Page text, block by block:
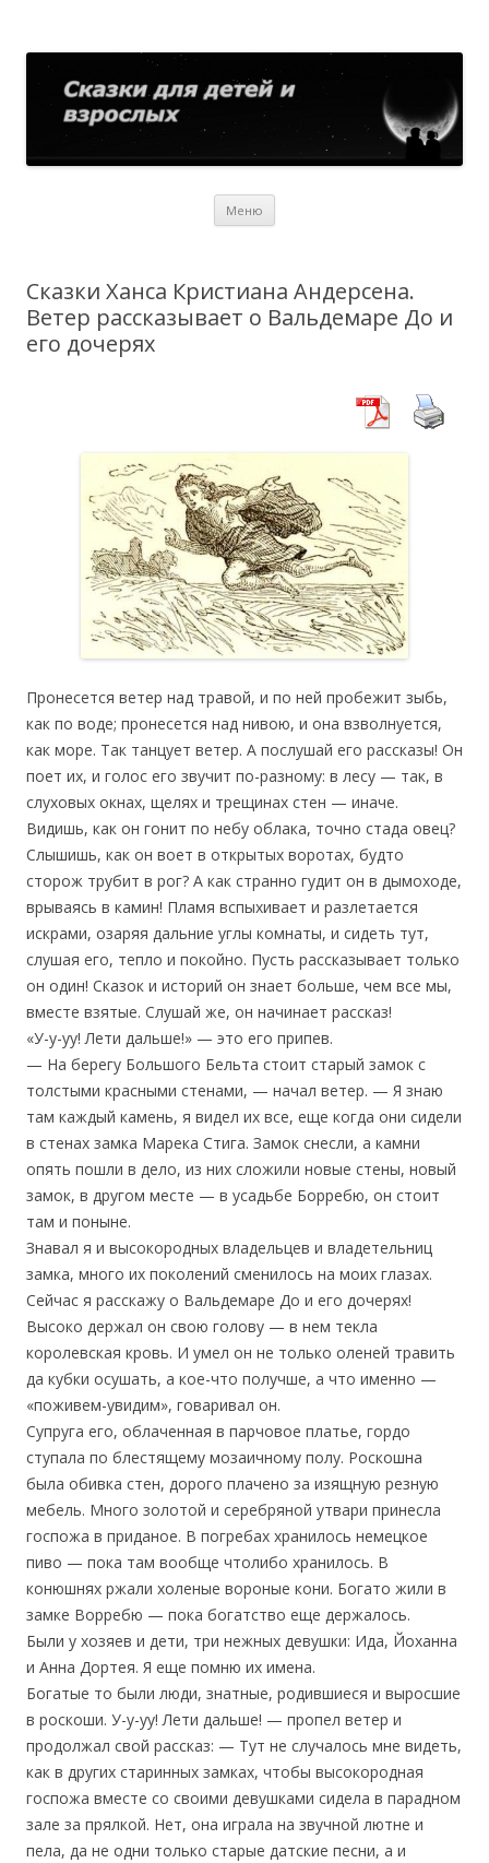
Меню
Сказки Ханса Кристиана Андерсена.
Ветер рассказывает о Вальдемаре До и
его дочерях
Пронесется ветер над травой, и по ней пробежит зыбь,
как по воде; пронесется над нивою, и она взволнуется,
как море. Так танцует ветер. А послушай его рассказы! Он
поет их, и голос его звучит по-разному: в лесу — так, в
слуховых окнах, щелях и трещинах стен — иначе.
Видишь, как он гонит по небу облака, точно стада овец?
Слышишь, как он воет в открытых воротах, будто
сторож трубит в рог? А как странно гудит он в дымоходе,
врываясь в камин! Пламя вспыхивает и разлетается
искрами, озаряя дальние углы комнаты, и сидеть тут,
слушая его, тепло и покойно. Пусть рассказывает только
он один! Сказок и историй он знает больше, чем все мы,
вместе взятые. Слушай же, он начинает рассказ!
«У-у-уу! Лети дальше!» — это его припев.
— На берегу Большого Бельта стоит старый замок с
толстыми красными стенами, — начал ветер. — Я знаю
там каждый камень, я видел их все, еще когда они сидели
в стенах замка Марека Стига. Замок снесли, а камни
опять пошли в дело, из них сложили новые стены, новый
замок, в другом месте — в усадьбе Борребю, он стоит
там и поныне.
Знавал я и высокородных владельцев и владетельниц
замка, много их поколений сменилось на моих глазах.
Сейчас я расскажу о Вальдемаре До и его дочерях!
Высоко держал он свою голову — в нем текла
королевская кровь. И умел он не только оленей травить
да кубки осушать, а кое-что получше, а что именно —
«поживем-увидим», говаривал он.
Супруга его, облаченная в парчовое платье, гордо
ступала по блестящему мозаичному полу. Роскошна
была обивка стен, дорого плачено за изящную резную
мебель. Много золотой и серебряной утвари принесла
госпожа в приданое. В погребах хранилось немецкое
пиво — пока там вообще чтолибо хранилось. В
конюшнях ржали холеные вороные кони. Богато жили в
замке Ворребю — пока богатство еще держалось.
Были у хозяев и дети, три нежных девушки: Ида, Йоханна
и Анна Дортея. Я еще помню их имена.
Богатые то были люди, знатные, родившиеся и выросшие
в роскоши. У-у-уу! Лети дальше! — пропел ветер и
продолжал свой рассказ: — Тут не случалось мне видеть,
как в других старинных замках, чтобы высокородная
госпожа вместе со своими девушками сидела в парадном
зале за прялкой. Нет, она играла на звучной лютне и
пела, да не одни только старые датские песни, а и